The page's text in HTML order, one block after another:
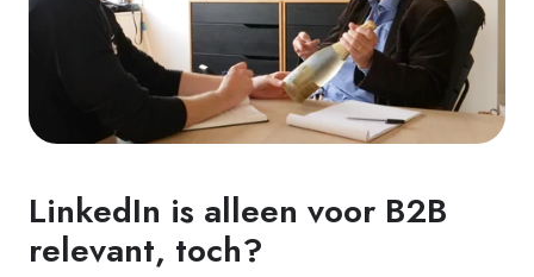
LinkedIn is alleen voor B2B
relevant, toch?